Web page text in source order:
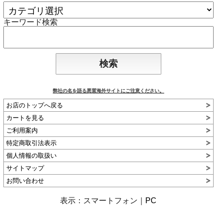
キーワード検索
弊社の名を語る悪質海外サイトにご注意ください。
お店のトップへ戻る
カートを見る
ご利用案内
特定商取引法表示
個人情報の取扱い
サイトマップ
お問い合わせ
表示：スマートフォン｜ PC